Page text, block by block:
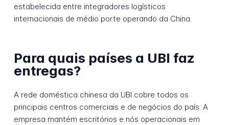
estabelecida entre integradores logísticos
internacionais de médio porte operando da China.
Para quais países a UBI faz
entregas?
A rede doméstica chinesa da UBI cobre todos os
principais centros comerciais e de negócios do país. A
empresa mantém escritórios e nós operacionais em